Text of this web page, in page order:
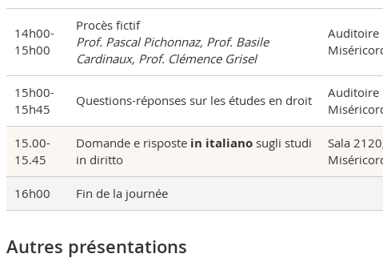
14h00-
15h00
Procès fictif
Prof. Pascal Pichonnaz, Prof. Basile
Cardinaux, Prof. Clémence Grisel
Auditoire
15h00-
15h45
Questions-réponses sur les études en droit
Auditoire
15.00-
15.45
Domande e risposte in italianosugli studi
in diritto
Sala
16h00 Fin de la journée
Autres présentations